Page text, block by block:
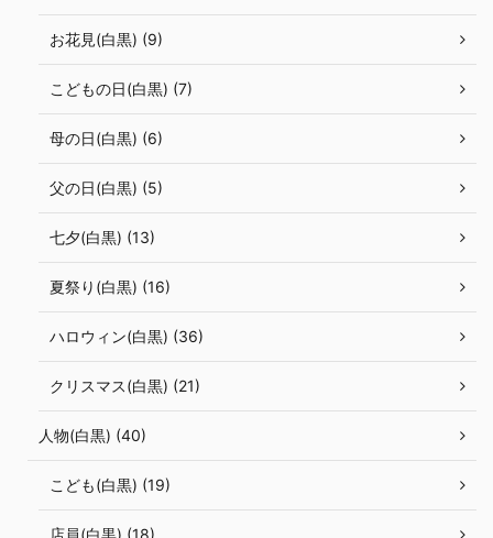
お花見(白黒) (9)
こどもの日(白黒) (7)
母の日(白黒) (6)
父の日(白黒) (5)
七夕(白黒) (13)
夏祭り(白黒) (16)
ハロウィン(白黒) (36)
クリスマス(白黒) (21)
人物(白黒) (40)
こども(白黒) (19)
店員(白黒) (18)